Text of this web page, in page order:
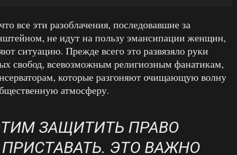
все эти разоблачения, последовавшие за
не идут на пользу эмансипации женщин,
ситуацию. Прежде всего это развязяло руки
свобод, всевозможным религиозным фанатикам,
которые разгоняют очищающую волну
атмосферу.
ЗАЩИТИТЬ ПРАВО
ЭТО ВАЖНО